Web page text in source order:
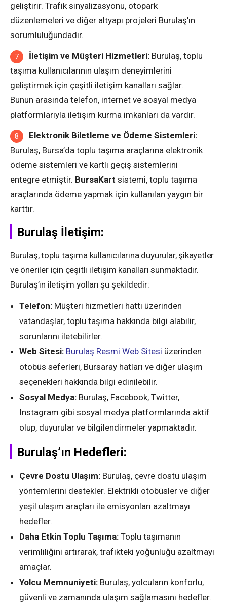
geliştirir. Trafik sinyalizasyonu, otopark
düzenlemeleri ve diğer altyapı projeleri Burulaş’ın
sorumluluğundadır.
İletişim ve Müşteri Hizmetleri: Burulaş, toplu
taşıma kullanıcılarının ulaşım deneyimlerini
geliştirmek için çeşitli iletişim kanalları sağlar.
Bunun arasında telefon, internet ve sosyal medya
platformlarıyla iletişim kurma imkanları da vardır.
Elektronik Biletleme ve Ödeme Sistemleri:
Burulaş, Bursa’da toplu taşıma araçlarına elektronik
ödeme sistemleri ve kartlı geçiş sistemlerini
entegre etmiştir. BursaKart sistemi, toplu taşıma
araçlarında ödeme yapmak için kullanılan yaygın bir
karttır.
Burulaş İletişim:
Burulaş, toplu taşıma kullanıcılarına duyurular, şikayetler
ve öneriler için çeşitli iletişim kanalları sunmaktadır.
Burulaş’ın iletişim yolları şu şekildedir:
Telefon: Müşteri hizmetleri hattı üzerinden
vatandaşlar, toplu taşıma hakkında bilgi alabilir,
sorunlarını iletebilirler.
Web Sitesi: Burulaş Resmi Web Sitesi üzerinden
otobüs seferleri, Bursaray hatları ve diğer ulaşım
seçenekleri hakkında bilgi edinilebilir.
Sosyal Medya: Burulaş, Facebook, Twitter,
Instagram gibi sosyal medya platformlarında aktif
olup, duyurular ve bilgilendirmeler yapmaktadır.
Burulaş’ın Hedefleri:
Çevre Dostu Ulaşım: Burulaş, çevre dostu ulaşım
yöntemlerini destekler. Elektrikli otobüsler ve diğer
yeşil ulaşım araçları ile emisyonları azaltmayı
hedefler.
Daha Etkin Toplu Taşıma: Toplu taşımanın
verimliliğini artırarak, trafikteki yoğunluğu azaltmayı
amaçlar.
Yolcu Memnuniyeti: Burulaş, yolcuların konforlu,
güvenli ve zamanında ulaşım sağlamasını hedefler.